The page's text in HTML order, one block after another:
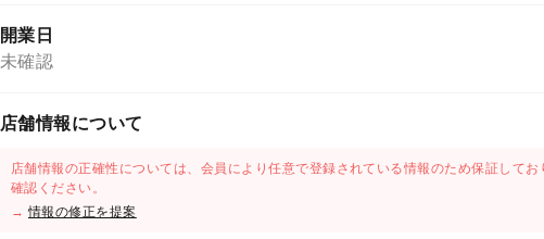
開業日
未確認
店舗情報について
店舗情報の正確性については、会員により任意で登録されている情報のため保証して
確認ください。
→情報の修正を提案